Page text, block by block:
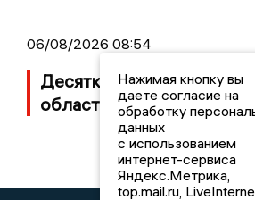
06/08/2026 08:54
Десятки БПЛА
область ночью, есть
Нажимая кнопку вы
даете согласие на
обработку
данных
с использованием
интернет-сервиса
Яндекс.Метрика,
top.mail.ru,